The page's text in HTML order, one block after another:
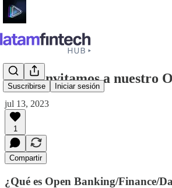
Suscribirse Iniciar sesión
💡¡Te invitamos a nuestro
jul 13, 2023
1
Compartir
¿Qué es Open Banking/Finance/